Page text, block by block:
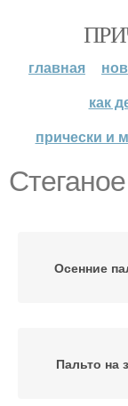
главная
как
прически и
Осенние
Пальто на